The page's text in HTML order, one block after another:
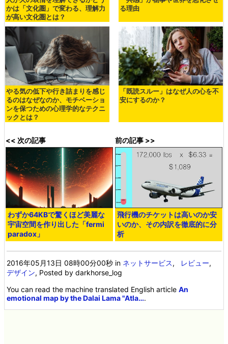
かは「文化圏」で変わる、理解力
が高い文化圏とは？
る理由
やる気の低下や行き詰まりを感じ
るのはなぜなのか、モチベーショ
ンを保つための心理学的なテクニ
ックとは？
「既読スルー」はなぜ人の心を不
安にするのか？
<< 次の記事
わずか64KBで驚くほど美麗な
宇宙空間を作り出した「fermi
paradox」
前の記事 >>
飛行機のチケットは高いのか安
いのか、その内訳を徹底的に分
析
2016年05月13日 08時00分00秒 in ネットサービス, レビュー,
デザイン, Posted by darkhorse_log
You can read the machine translated English articleAn
emotional map by the Dalai Lama "Atla….